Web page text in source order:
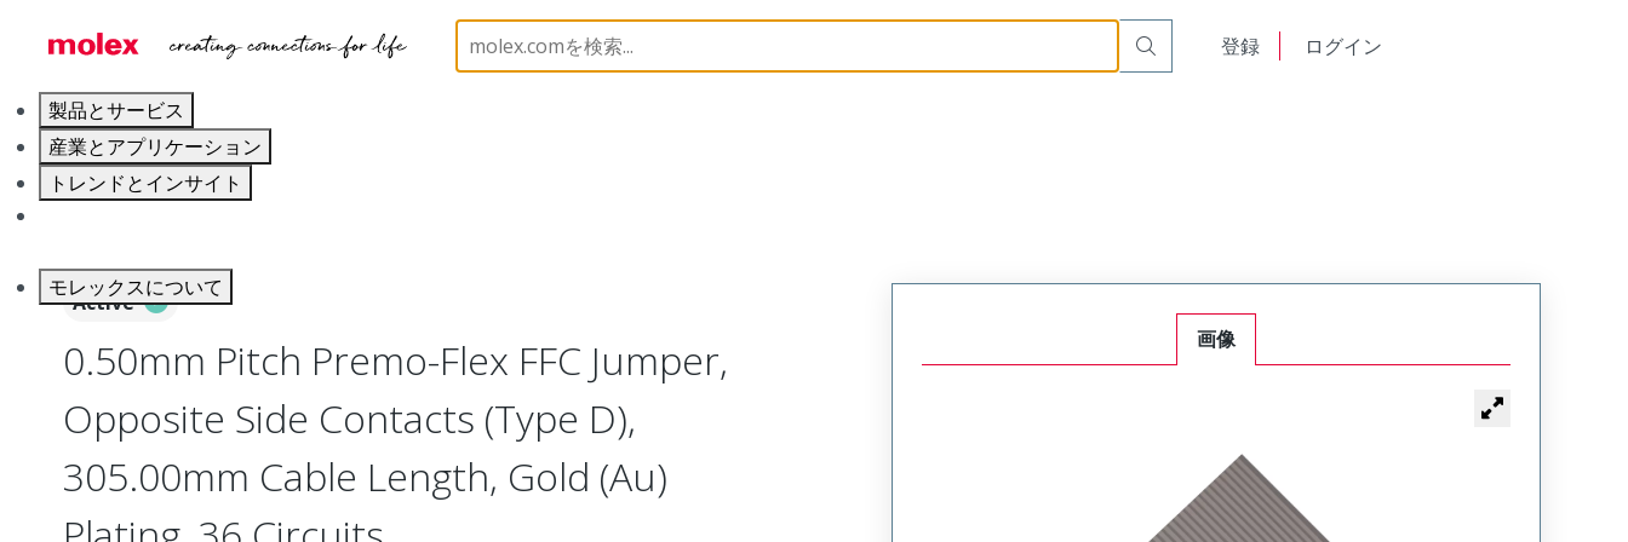
登録 ログイン
製品とサービス
産業とアプリケーション
トレンドとインサイト
モレックスについて
Flat-Flexible Cable (FFC) 15120 151200402
Active
0.50mm Pitch Premo-Flex FFC Jumper,
Opposite Side Contacts (Type D),
305.00mm Cable Length, Gold (Au)
画像